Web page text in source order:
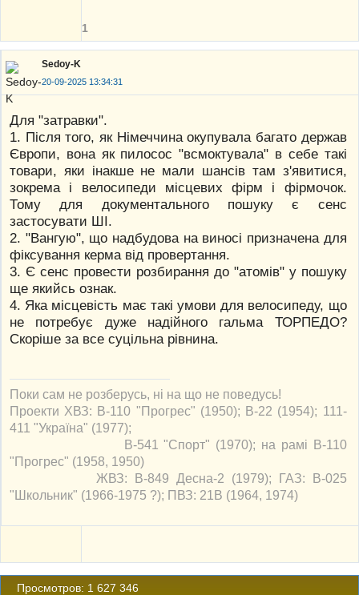
1
Sedoy-K
20-09-2025 13:34:31
Для "затравки".
1. Після того, як Німеччина окупувала багато держав
Європи, вона як пилосос "всмоктувала" в себе такі
товари, яки інакше не мали шансів там з'явитися,
зокрема і велосипеди місцевих фірм і фірмочок.
Тому для документального пошуку є сенс
застосувати ШІ.
2. "Вангую", що надбудова на виносі призначена для
фіксування керма від провертання.
3. Є сенс провести розбирання до "атомів" у пошуку
ще якийсь ознак.
4. Яка місцевість має такі умови для велосипеду, що
не потребує дуже надійного гальма ТОРПЕДО?
Скоріше за все суцільна рівнина.
Поки сам не розберусь, ні на що не поведусь!
Проекти ХВЗ: В-110 "Прогрес" (1950); В-22 (1954); 111-
411 "Україна" (1977);
В-541 "Спорт" (1970); на рамі В-110
"Прогрес" (1958, 1950)
ЖВЗ: В-849 Десна-2 (1979); ГАЗ: В-025
"Школьник" (1966-1975 ?); ПВЗ: 21В (1964, 1974)
Просмотров: 1 627 346